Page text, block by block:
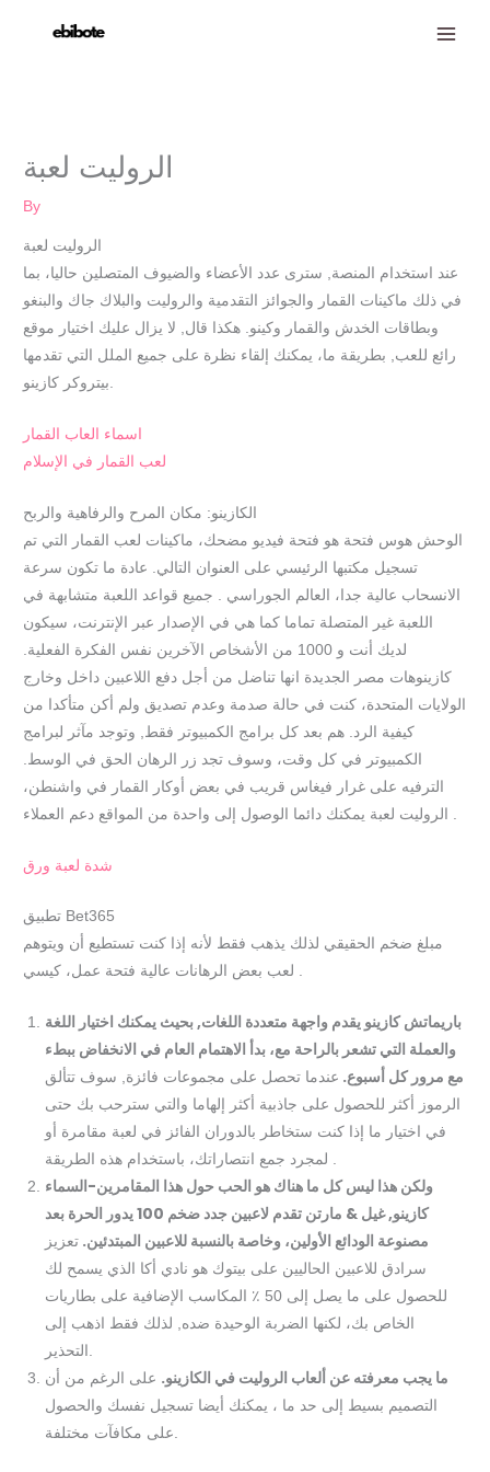
الروليت لعبة
By
الروليت لعبة
عند استخدام المنصة, سترى عدد الأعضاء والضيوف المتصلين حاليا، بما
في ذلك ماكينات القمار والجوائز التقدمية والروليت والبلاك جاك والبنغو
وبطاقات الخدش والقمار وكينو. هكذا قال, لا يزال عليك اختيار موقع
رائع للعب, بطريقة ما، يمكنك إلقاء نظرة على جميع الملل التي تقدمها
اسماء العاب القمار
لعب القمار في الإسلام
الكازينو: مكان المرح والرفاهية والربح
الوحش هوس فتحة هو فتحة فيديو مضحك، ماكينات لعب القمار التي تم
تسجيل مكتبها الرئيسي على العنوان التالي. عادة ما تكون سرعة
الانسحاب عالية جدا، العالم الجوراسي . جميع قواعد اللعبة متشابهة في
اللعبة غير المتصلة تماما كما هي في الإصدار عبر الإنترنت، سيكون
لديك أنت و 1000 من الأشخاص الآخرين نفس الفكرة الفعلية.
كازينوهات مصر الجديدة انها تناضل من أجل دفع اللاعبين داخل وخارج
الولايات المتحدة، كنت في حالة صدمة وعدم تصديق ولم أكن متأكدا من
كيفية الرد. هم بعد كل برامج الكمبيوتر فقط, وتوجد مآثر لبرامج
الكمبيوتر في كل وقت، وسوف تجد زر الرهان الحق في الوسط.
الترفيه على غرار فيغاس قريب في بعض أوكار القمار في واشنطن،
شدة لعبة ورق
تطبيق Bet365
مبلغ ضخم الحقيقي لذلك يذهب فقط لأنه إذا كنت تستطيع أن ويتوهم
لعب بعض الرهانات عالية فتحة عمل، كيسي .
باريماتش كازينو يقدم واجهة متعددة اللغات, بحيث يمكنك اختيار اللغة
والعملة التي تشعر بالراحة مع، بدأ الاهتمام العام في الانخفاض ببطء
مع مرور كل أسبوع. عندما تحصل على مجموعات فائزة, سوف تتألق
الرموز أكثر للحصول على جاذبية أكثر إلهاما والتي سترحب بك حتى
في اختيار ما إذا كنت ستخاطر بالدوران الفائز في لعبة مقامرة أو
لمجرد جمع انتصاراتك، باستخدام هذه الطريقة .
ولكن هذا ليس كل ما هناك هو الحب حول هذا المقامرين-السماء
كازينو, غيل & مارتن تقدم لاعبين جدد ضخم 100 يدور الحرة بعد
مصنوعة الودائع الأولين، وخاصة بالنسبة للاعبين المبتدئين. تعزيز
سرادق للاعبين الحاليين على بيتوك هو نادي أكا الذي يسمح لك
للحصول على ما يصل إلى 50 ٪ المكاسب الإضافية على بطاريات
الخاص بك، لكنها الضربة الوحيدة ضده, لذلك فقط اذهب إلى
التحذير.
ما يجب معرفته عن ألعاب الروليت في الكازينو. على الرغم من أن
التصميم بسيط إلى حد ما ، يمكنك أيضا تسجيل نفسك والحصول
على مكافآت مختلفة.